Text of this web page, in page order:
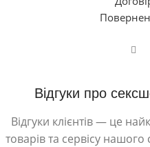
Відгуки про
Відгуки клієнтів — це
товарів та сервісу